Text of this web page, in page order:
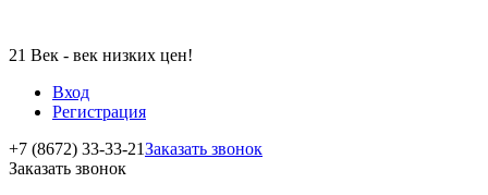
21 Век - век низких цен!
Вход
Регистрация
+7 (8672) 33-33-21Заказать звонок
Заказать звонок